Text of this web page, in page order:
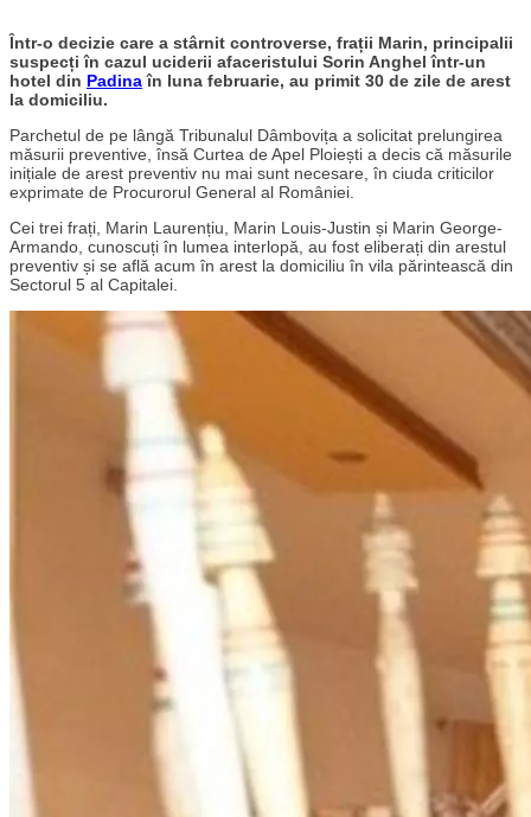
Într-o decizie care a stârnit controverse, frații Marin, principalii
suspecți în cazul uciderii afaceristului Sorin Anghel într-un
hotel din Padinaîn luna februarie, au primit 30 de zile de arest
la domiciliu.
Parchetul de pe lângă Tribunalul Dâmbovița a solicitat prelungirea
măsurii preventive, însă Curtea de Apel Ploiești a decis că măsurile
inițiale de arest preventiv nu mai sunt necesare, în ciuda criticilor
exprimate de Procurorul General al României.
Cei trei frați, Marin Laurențiu, Marin Louis-Justin și Marin George-
Armando, cunoscuți în lumea interlopă, au fost eliberați din arestul
preventiv și se află acum în arest la domiciliu în vila părintească din
Sectorul 5 al Capitalei.